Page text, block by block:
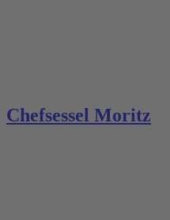
Chefsessel Moritz